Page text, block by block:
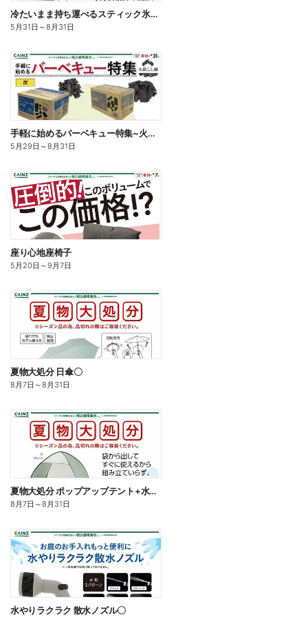
冷たいまま持ち運べるスティック氷のう
5月31日 ～8月31日
手軽に始めるバーベキュー特集~火起こし編~
5月29日 ～8月31日
座り心地座椅子
5月20日 ～9月7日
夏物大処分 日傘〇
8月7日 ～8月31日
夏物大処分 ポップアップテント+水物〇
8月7日 ～8月31日
水やりラクラク 散水ノズル〇